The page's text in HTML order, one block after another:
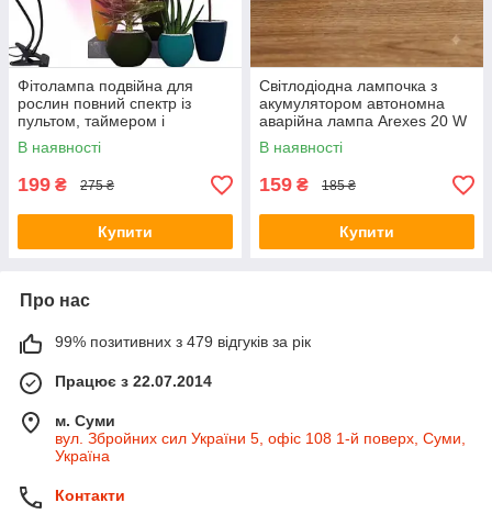
Фітолампа подвійна для
рослин повний спектр із
пультом, таймером і
регулюванням яскравості
В наявності
199 ₴ 275 ₴
Купити
Світлодіодна лампочка з
акумулятором автономна
аварійна лампа Arexes 20 W
E27 3 режими світіння з
патроном
В наявності
159 ₴ 185 ₴
Купити
Про нас
99% позитивних з 479 відгуків за рік
Працює з 22.07.2014
м. Суми
вул. Збройних сил України 5, офіс 108 1-й поверх, Суми,
Україна
Контакти